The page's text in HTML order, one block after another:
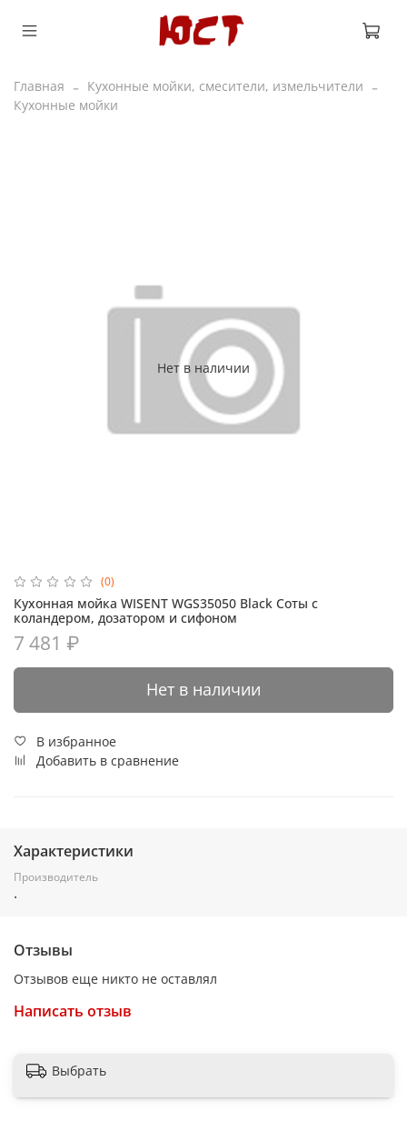
Главная
Кухонные мойки, смесители, измельчители
Кухонные мойки
Нет в наличии
(0)
Кухонная мойка WISENT WGS35050 Black Соты с
коландером, дозатором и сифоном
7 481 ₽
Нет в наличии
В избранное
Добавить в сравнение
Характеристики
Производитель
.
Отзывы
Отзывов еще никто не оставлял
Написать отзыв
Выбрать